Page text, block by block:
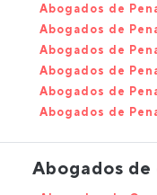
Abogados de
Abogados de
Abogados de
Abogados de
Abogados de
Abogados de
Abogados